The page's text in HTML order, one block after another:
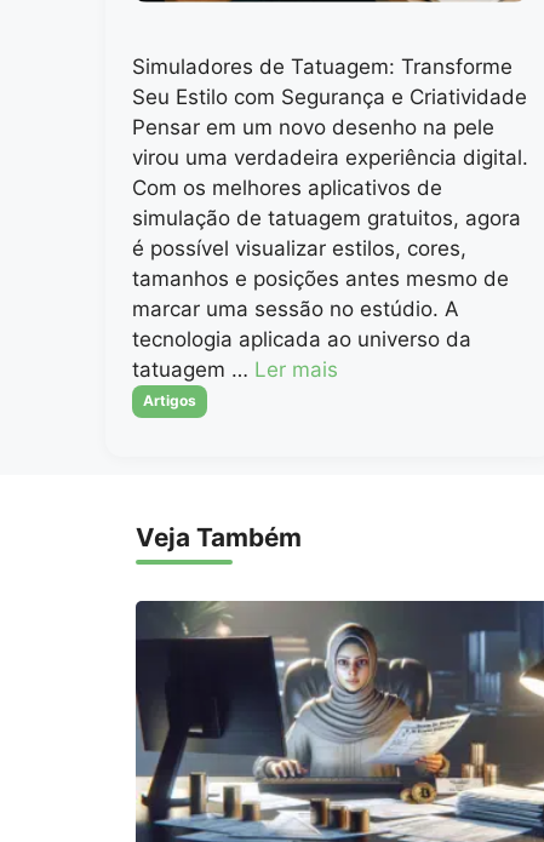
Simuladores de Tatuagem: Transforme
Seu Estilo com Segurança e Criatividade
Pensar em um novo desenho na pele
virou uma verdadeira experiência digital.
Com os melhores aplicativos de
simulação de tatuagem gratuitos, agora
é possível visualizar estilos, cores,
tamanhos e posições antes mesmo de
marcar uma sessão no estúdio. A
tecnologia aplicada ao universo da
tatuagem … Ler mais
Categorias
Artigos
Veja Também